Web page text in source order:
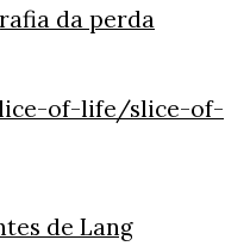
da perda
of-life/slice-of-
de Lang